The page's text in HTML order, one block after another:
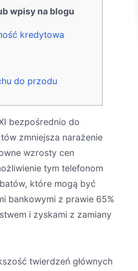
wpisy na blogu
kredytowa
do przodu
bezpośrednio do
zmniejsza narażenie
wzrosty cen
tym telefonom
które mogą być
bankowymi z prawie 65%
i zyskami z zamiany
twierdzeń głównych